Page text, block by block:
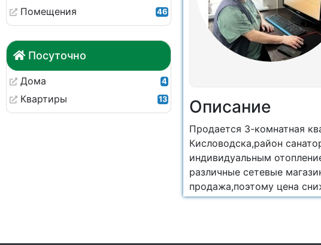
Помещения 46
Посуточно
Дома 4
Квартиры 13 Описание
Продается 3-комнатная
Кисловодска,район
индивидуальным
различные сетевые
продажа,поэтому цена